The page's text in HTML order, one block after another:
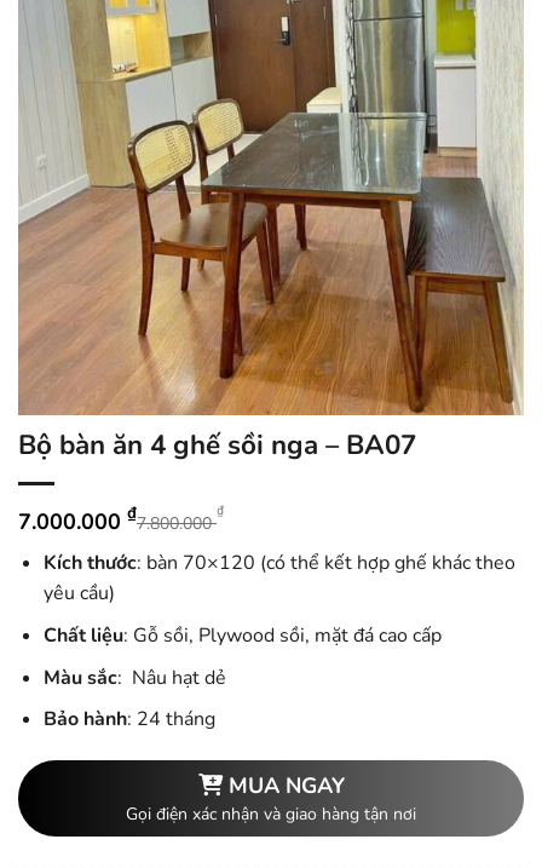
Bộ bàn ăn 4 ghế sồi nga – BA07
7.800.000
₫
Giá
gốc
là:
7.800.000 ₫.
7.000.000 ₫
Giá
hiện
tại
là:
7.000.000 ₫.
Kích thước: bàn 70×120 (có thể kết hợp ghế khác theo
yêu cầu)
Chất liệu: Gỗ sồi, Plywood sồi, mặt đá cao cấp
Màu sắc: Nâu hạt dẻ
Bảo hành: 24 tháng
MUA NGAY
Gọi điện xác nhận và giao hàng tận nơi